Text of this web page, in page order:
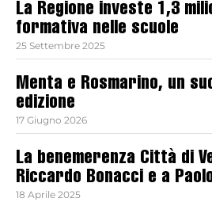
La Regione investe 1,3
formativa nelle scuole
25 Settembre 2025
Menta e Rosmarino, un
edizione
17 Giugno 2026
La benemerenza Città di
Riccardo Bonacci e a
18 Aprile 2025